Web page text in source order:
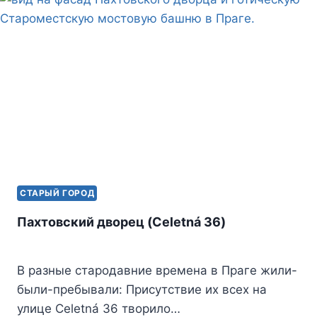
s
т
СТАРЫЙ ГОРОД
Пахтовский дворец (Celetná 36)
В разные стародавние времена в Праге жили-
были-пребывали: Присутствие их всех на
улице Celetná 36 творило…